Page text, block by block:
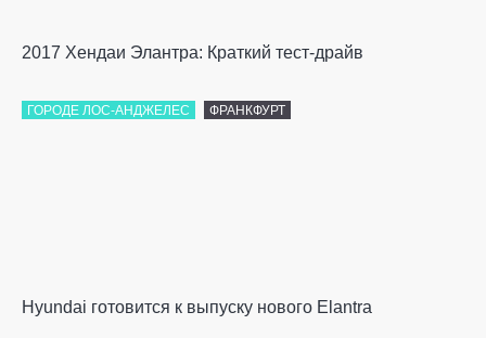
2017 Хендаи Элантра: Краткий тест-драйв
ГОРОДЕ ЛОС-АНДЖЕЛЕС ФРАНКФУРТ
Hyundai готовится к выпуску нового Elantra